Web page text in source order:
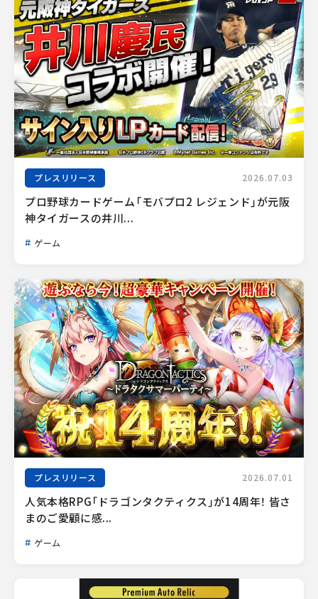
プレスリリース 2026.07.03
プロ野球カードゲーム「モバプロ2 レジェンド」が元阪
神タイガースの井川...
ゲーム
プレスリリース 2026.07.01
人気本格RPG「ドラゴンタクティクス」が14周年！ 皆さ
まのご愛顧に感...
ゲーム